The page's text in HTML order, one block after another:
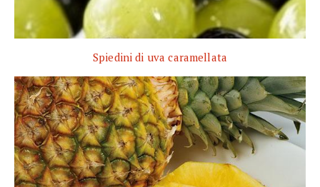
Spiedini di uva caramellata